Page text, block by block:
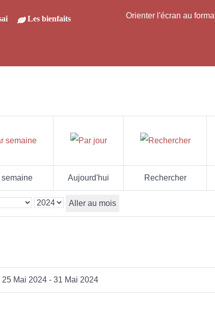
Les bienfaits Orienter l'écran au
semaine Aujourd'hui Rechercher
Aller au mois
25 Mai 2024 - 31 Mai 2024